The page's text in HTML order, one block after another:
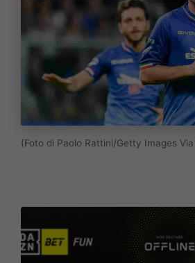
(Foto di Paolo Rattini/Getty Images